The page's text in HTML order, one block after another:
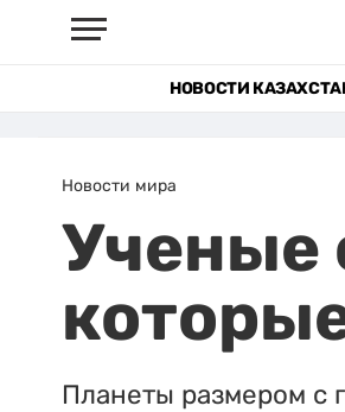
НОВОСТИ
Новости мира
Ученые
Планеты размером с